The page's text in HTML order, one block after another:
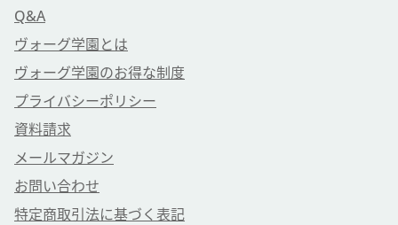
Q&A
ヴォーグ学園とは
ヴォーグ学園のお得な制度
プライバシーポリシー
資料請求
メールマガジン
お問い合わせ
特定商取引法に基づく表記